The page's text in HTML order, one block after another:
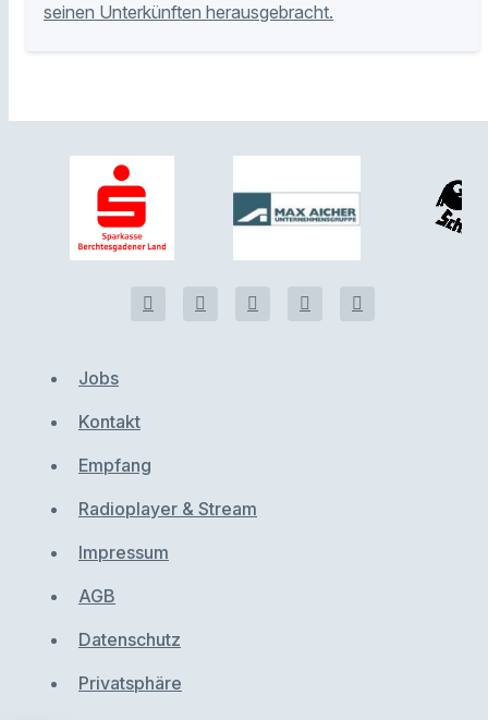
seinen Unterkünften herausgebracht.
Jobs
Kontakt
Empfang
Radioplayer & Stream
Impressum
AGB
Datenschutz
Privatsphäre